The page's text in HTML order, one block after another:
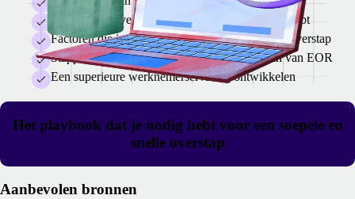
Waarom je liever een EOR met eigen entiteiten hebt
Factoren die invloed hebben op de duur van de overstap
Stappen om te zorgen voor een soepele switch van EOR
Een superieure werknemerservaring ontwikkelen
Het playbook dat je nodig hebt voor een soepele en
snelle overstap
Aanbevolen bronnen